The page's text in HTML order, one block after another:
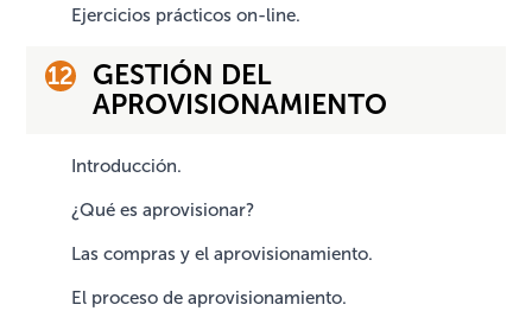
Ejercicios prácticos on-line.
GESTIÓN DEL
APROVISIONAMIENTO
Introducción.
¿Qué es aprovisionar?
Las compras y el aprovisionamiento.
El proceso de aprovisionamiento.